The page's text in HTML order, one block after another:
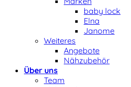
baby lock
Elna
Janome
Weiteres
Angebote
Nähzubehör
Über uns
Team